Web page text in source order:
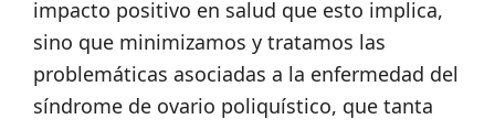
impacto positivo en salud que esto implica,
sino que minimizamos y tratamos las
problemáticas asociadas a la enfermedad del
síndrome de ovario poliquístico, que tanta